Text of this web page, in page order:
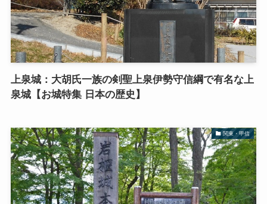
上泉城：大胡氏一族の剣聖上泉伊勢守信綱で有名な上
泉城【お城特集 日本の歴史】
関東・甲信